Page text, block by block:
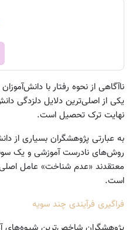
ناآگاهی از نحوه رفتار با
یکی از اصلی‌ترین دلایل دلزدگی
نهایت ترک تحصیل است.
به عبارتی پژوهشگران بسیاری از
روش‌های نادرست آموزشی و یک
معتقدند «عدم شناخت» عامل
است.
فراگیری فرآیندی چند سویه